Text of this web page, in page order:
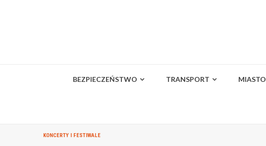
BEZPIECZEŃSTWO TRANSPORT MIASTO
KONCERTY I FESTIWALE